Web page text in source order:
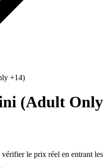
+14)
(Adult Only
vérifier le prix réel en entrant les